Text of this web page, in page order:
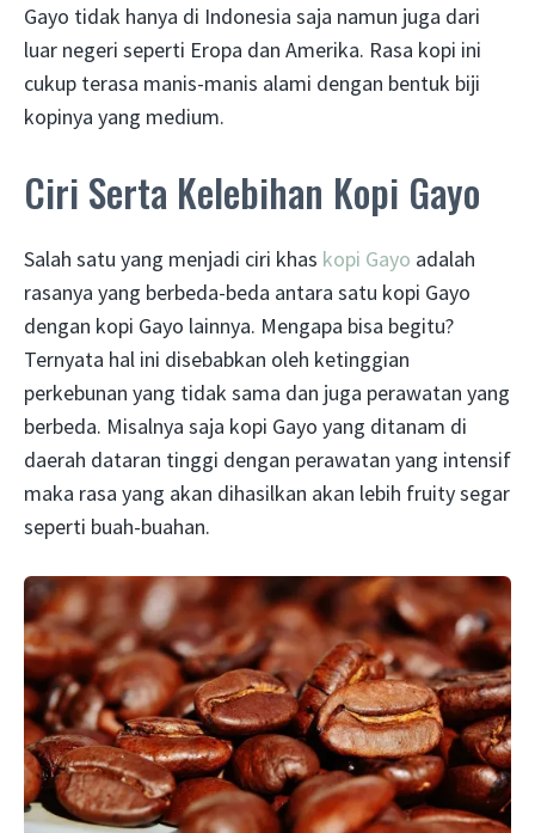
Gayo tidak hanya di Indonesia saja namun juga dari
luar negeri seperti Eropa dan Amerika. Rasa kopi ini
cukup terasa manis-manis alami dengan bentuk biji
kopinya yang medium.
Ciri Serta Kelebihan Kopi Gayo
Salah satu yang menjadi ciri khas kopi Gayo adalah
rasanya yang berbeda-beda antara satu kopi Gayo
dengan kopi Gayo lainnya. Mengapa bisa begitu?
Ternyata hal ini disebabkan oleh ketinggian
perkebunan yang tidak sama dan juga perawatan yang
berbeda. Misalnya saja kopi Gayo yang ditanam di
daerah dataran tinggi dengan perawatan yang intensif
maka rasa yang akan dihasilkan akan lebih fruity segar
seperti buah-buahan.